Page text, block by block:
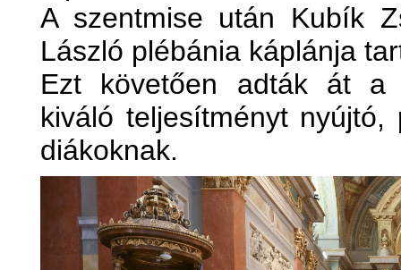
A szentmise után Kubík
László plébánia káplánja
Ezt követően adták át a
kiváló teljesítményt
diákoknak.